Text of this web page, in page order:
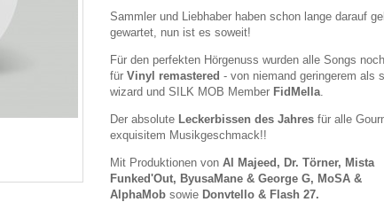
Sammler und Liebhaber haben schon lange darauf
gewartet, nun ist es soweit!
Für den perfekten Hörgenuss wurden alle Songs
für Vinyl remastered - von niemand geringerem als
wizard und SILK MOB Member FidMella.
Der absolute Leckerbissen des Jahres für alle
exquisitem Musikgeschmack!!
Mit Produktionen von Al Majeed, Dr. Törner, Mista
Funked'Out, ByusaMane & George G, MoSA &
AlphaMob sowie Donvtello & Flash 27.